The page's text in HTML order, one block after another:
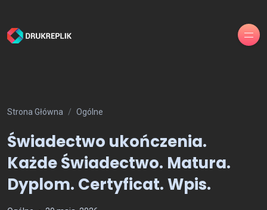
Strona Główna Ogólne
Świadectwo ukończenia.
Każde Świadectwo. Matura.
Dyplom. Certyficat. Wpis.